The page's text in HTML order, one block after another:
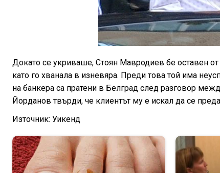
Докато се укриваше, Стоян Мавродиев бе оставен
като го хванала в изневяра. Преди това той има
на банкера са пратени в Белград след разговор
Йорданов твърди, че клиентът му е искал да се
Източник: Уикенд